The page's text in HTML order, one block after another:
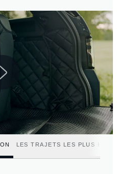
LES TRAJETS LES PLUS